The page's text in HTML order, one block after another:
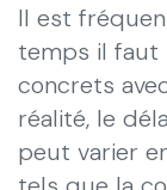
Il est
temps il faut
concrets
réalité, le
peut varier